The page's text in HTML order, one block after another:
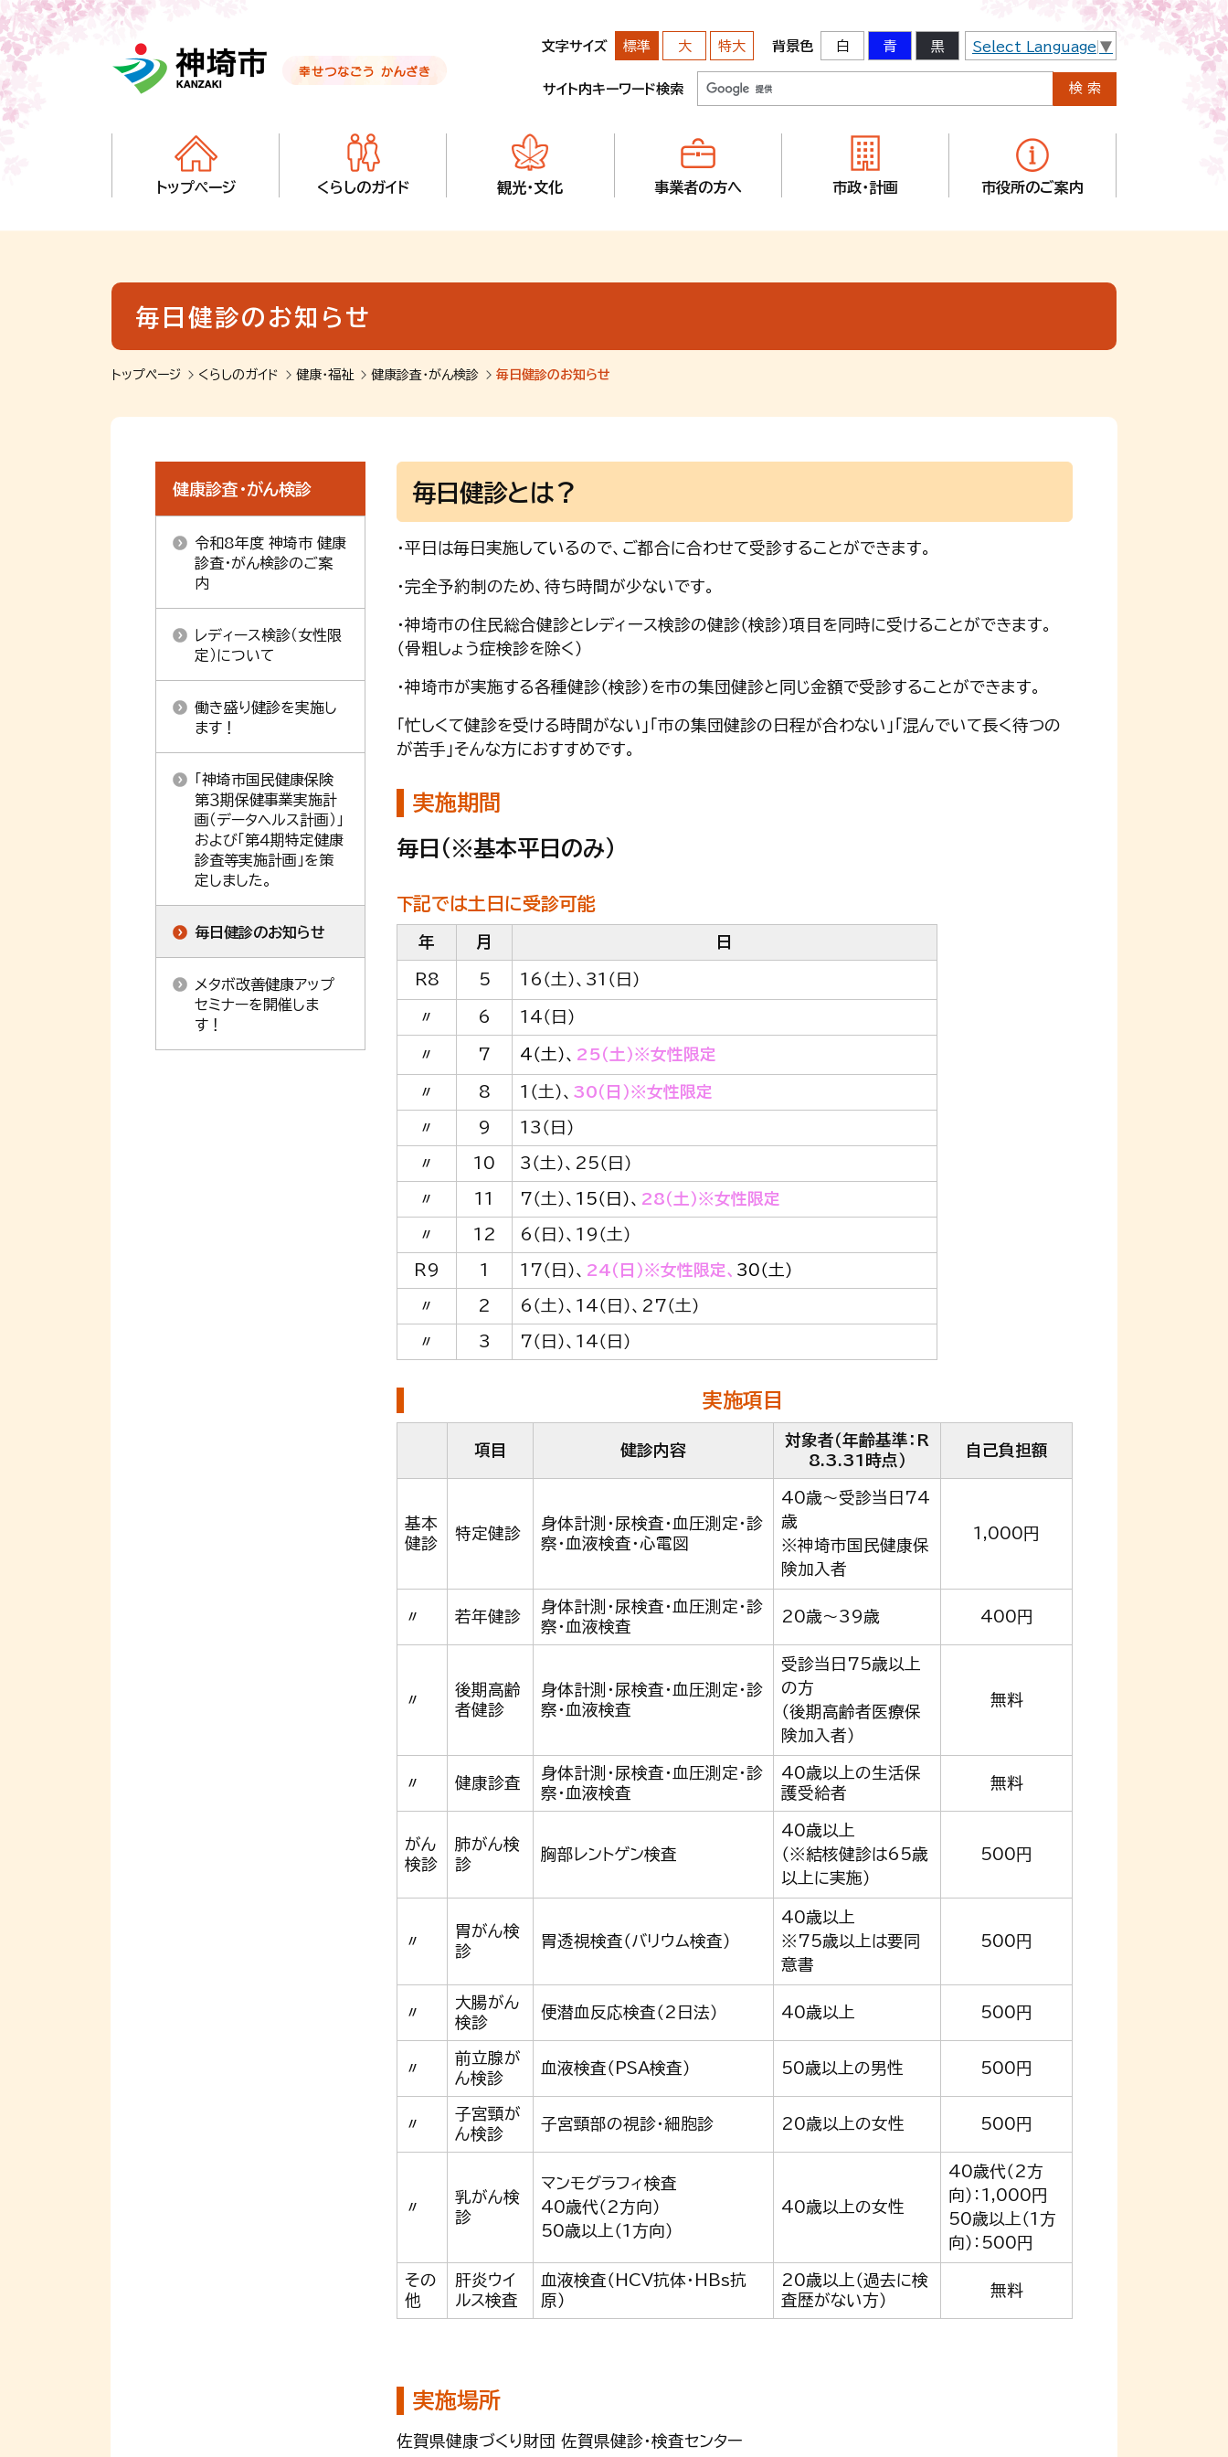
音声読み上げ用ナビゲーションです。
本文へ移動します
ページ最後（フッター）へ移動します
音声読み上げ用ナビゲーションはここまでです。
文字サイズ 標準 大 特大 背景色 白 青 黒 Select Language ▼
サイト内キーワード検索
トップページ くらしのガイド 観光・文化 事業者の方へ 市政・計画 市役所のご案内
毎日健診のお知らせ
トップページ くらしのガイド 健康・福祉 健康診査・がん検診 毎日健診のお知らせ
毎日健診とは？
・平日は毎日実施しているので、ご都合に合わせて受診することができます。
・完全予約制のため、待ち時間が少ないです。
・神埼市の住民総合健診とレディース検診の健診（検診）項目を同時に受けることができます。
（骨粗しょう症検診を除く）
・神埼市が実施する各種健診（検診）を市の集団健診と同じ金額で受診することができます。
「忙しくて健診を受ける時間がない」「市の集団健診の日程が合わない」「混んでいて長く待つの
が苦手」そんな方におすすめです。
実施期間
毎日（※基本平日のみ）
下記では土日に受診可能
年 月 日
R8 5 16（土）、31（日）
〃 6 14（日）
〃 7 4（土）、 25（土）※女性限定
〃 8 1（土）、 30（日）※女性限定
〃 9 13（日）
〃 10 3（土）、25（日）
〃 11 7（土）、 15（日）、 28（土）※女性限定
〃 12 6（日）、19（土）
R9 1 17（日）、 24（日）※女性限定、 30（土）
〃 2 6（土）、14（日）、27（土）
〃 3 7（日）、14（日）
実施項目
項目 健診内容
対象者（年齢基準：R
8.3.31時点）
自己負担額
基本
健診
特定健診
身体計測・尿検査・血圧測定・診
察・血液検査・心電図
40歳～受診当日74
歳
※神埼市国民健康保
険加入者
1,000円
〃 若年健診
身体計測・尿検査・血圧測定・診
察・血液検査
20歳～39歳 400円
〃
後期高齢
者健診
身体計測・尿検査・血圧測定・診
察・血液検査
受診当日75歳以上
の方
（後期高齢者医療保
険加入者）
無料
〃 健康診査
身体計測・尿検査・血圧測定・診
察・血液検査
40歳以上の生活保
護受給者
無料
がん
検診
肺がん検
診
胸部レントゲン検査
40歳以上
（※結核健診は65歳
以上に実施）
500円
〃
胃がん検
診
胃透視検査（バリウム検査）
40歳以上
※75歳以上は要同
意書
500円
〃
大腸がん
検診
便潜血反応検査（2日法） 40歳以上 500円
〃
前立腺が
ん検診
血液検査（PSA検査） 50歳以上の男性 500円
〃
子宮頸が
ん検診
子宮頸部の視診・細胞診 20歳以上の女性 500円
〃
乳がん検
診
マンモグラフィ検査
40歳代（2方向）
50歳以上（1方向）
40歳以上の女性
40歳代（2方
向）：1,000円
50歳以上（1方
向）：500円
その
他
肝炎ウイ
ルス検査
血液検査（HCV抗体・HBs抗
原）
20歳以上（過去に検
査歴がない方）
無料
実施場所
佐賀県健康づくり財団 佐賀県健診・検査センター
健康診査・がん検診
令和8年度 神埼市 健康
診査・がん検診のご案
内
レディース検診（女性限
定）について
働き盛り健診を実施し
ます！
「神埼市国民健康保険
第３期保健事業実施計
画（データヘルス計画）」
および「第４期特定健康
診査等実施計画」を策
定しました。
毎日健診のお知らせ
メタボ改善健康アップ
セミナーを開催しま
す！